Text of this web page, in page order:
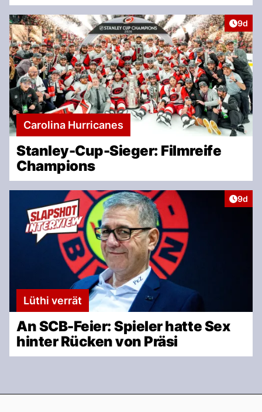
9d
Carolina Hurricanes
Stanley-Cup-Sieger: Filmreife
Champions
9d
Lüthi verrät
An SCB-Feier: Spieler hatte Sex
hinter Rücken von Präsi